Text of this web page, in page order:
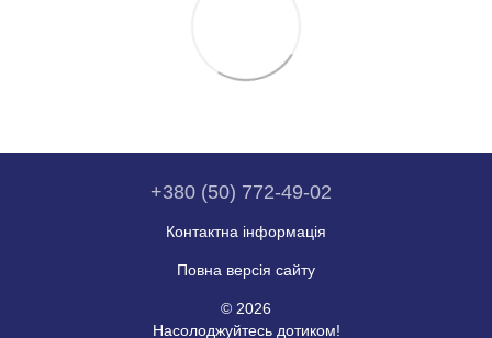
+380 (50) 772-49-02
Контактна інформація
Повна версія сайту
© 2026
Насолоджуйтесь дотиком!